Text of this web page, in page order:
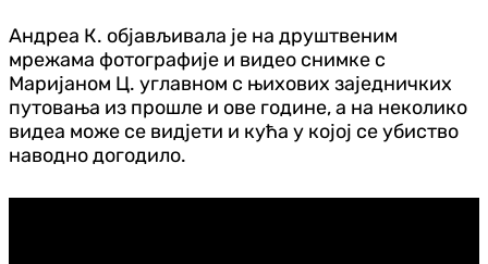
Андреа К. објављивала је на друштвеним
мрежама фотографије и видео снимке с
Маријаном Ц. углавном с њихових заједничких
путовања из прошле и ове године, а на неколико
видеа може се видјети и кућа у којој се убиство
наводно догодило.